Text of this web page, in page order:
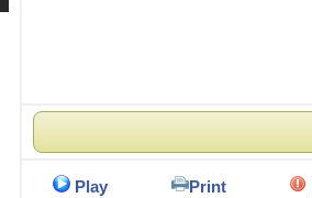
Play Print